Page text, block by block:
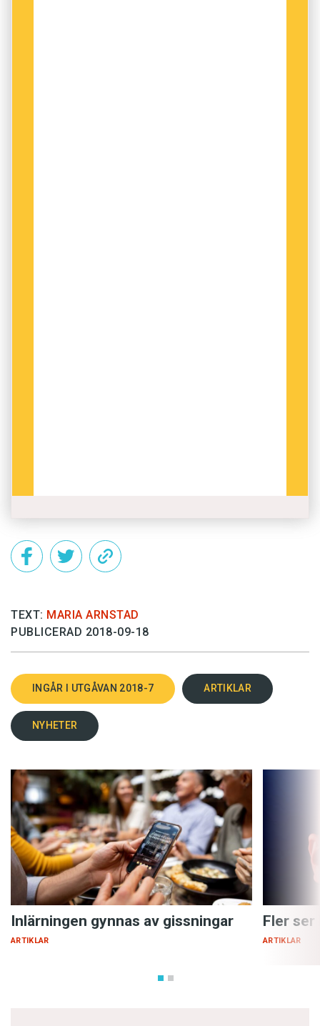
TEXT: MARIA ARNSTAD
PUBLICERAD 2018-09-18
INGÅR I UTGÅVAN 2018-7 ARTIKLAR
NYHETER
Inlärningen gynnas av gissningar
ARTIKLAR
Fler
ARTIKLAR